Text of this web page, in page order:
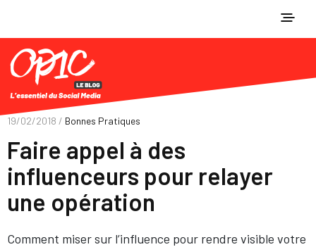
19/02/2018 / Bonnes Pratiques
Faire appel à des
influenceurs pour relayer
une opération
Comment miser sur l’influence pour rendre visible votre